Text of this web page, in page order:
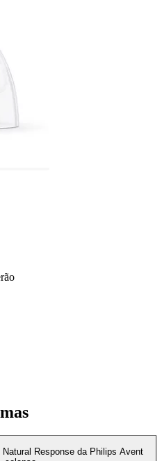
Response da Philips Avent